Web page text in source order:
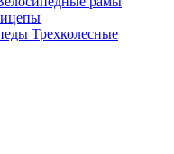
Трехколесные